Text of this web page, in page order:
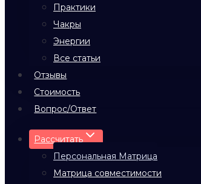
Практики
Чакры
Энергии
Все статьи
Отзывы
Стоимость
Вопрос/Ответ
Рассчитать
Персональная Матрица
Матрица совместимости